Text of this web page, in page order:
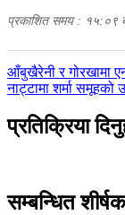
प्रकाशित समय : १५:०९
पछिल्लाे
-
आँबुखैरेनी र गोरखामा
अघिल्लाे
नाट्टामा शर्मा समूहको
प्रतिक्रिया
सम्बन्धित